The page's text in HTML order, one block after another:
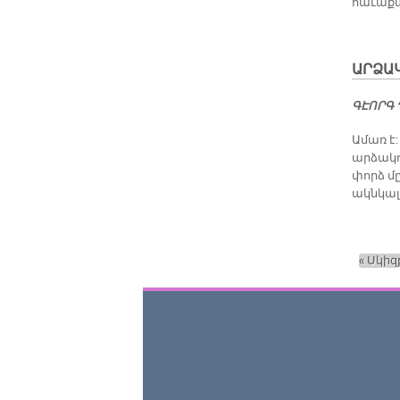
ԳԷՈՐԳ
Ամառ է:
փորձ
Էջեր
«